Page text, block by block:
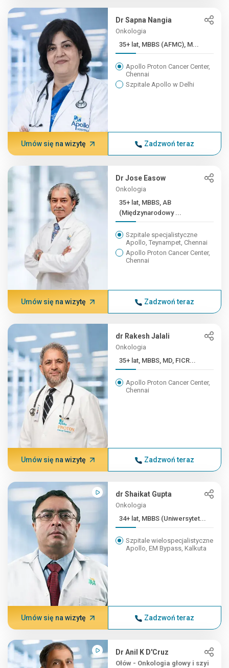
Dr Sapna Nangia
Onkologia
35+ lat, MBBS (AFMC), M...
Apollo Proton Cancer Center,
Chennai
Szpitale Apollo w Delhi
Umów się na wizytę Zadzwoń teraz
Dr Jose Easow
Onkologia
35+ lat, MBBS, AB
(Międzynarodowy ...
Szpitale specjalistyczne
Apollo, Teynampet, Chennai
Apollo Proton Cancer Center,
Chennai
Umów się na wizytę Zadzwoń teraz
dr Rakesh Jalali
Onkologia
35+ lat, MBBS, MD, FICR...
Apollo Proton Cancer Center,
Chennai
Umów się na wizytę Zadzwoń teraz
dr Shaikat Gupta
Onkologia
34+ lat, MBBS (Uniwersytet...
Szpitale wielospecjalistyczne
Apollo, EM Bypass, Kalkuta
Umów się na wizytę Zadzwoń teraz
Dr Anil K D'Cruz
Ołów - Onkologia głowy i szyi